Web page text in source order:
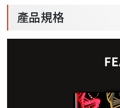
產品規格